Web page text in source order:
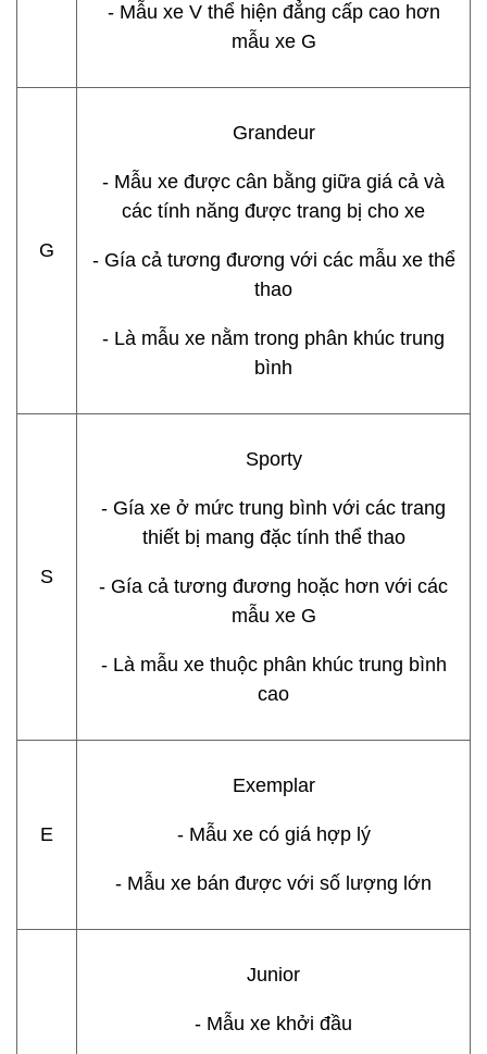
- Mẫu xe V thể hiện đẳng cấp cao hơn
mẫu xe G
G
Grandeur
- Mẫu xe được cân bằng giữa giá cả và
các tính năng được trang bị cho xe
- Gía cả tương đương với các mẫu xe thể
thao
- Là mẫu xe nằm trong phân khúc trung
bình
S
Sporty
- Gía xe ở mức trung bình với các trang
thiết bị mang đặc tính thể thao
- Gía cả tương đương hoặc hơn với các
mẫu xe G
- Là mẫu xe thuộc phân khúc trung bình
cao
E
Exemplar
- Mẫu xe có giá hợp lý
- Mẫu xe bán được với số lượng lớn
Junior
- Mẫu xe khởi đầu